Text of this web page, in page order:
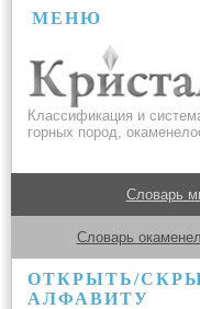
МЕНЮ
Классификация и
горных пород,
Словарь
Словарь
ОТКРЫТЬ/
АЛФАВИТУ